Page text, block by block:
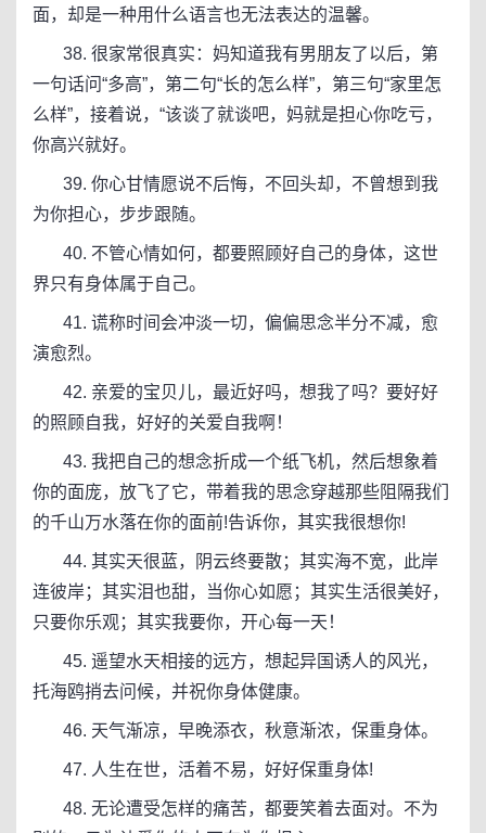
面，却是一种用什么语言也无法表达的温馨。
38. 很家常很真实：妈知道我有男朋友了以后，第
一句话问“多高”，第二句“长的怎么样”，第三句“家里怎
么样”，接着说，“该谈了就谈吧，妈就是担心你吃亏，
你高兴就好。
39. 你心甘情愿说不后悔，不回头却，不曾想到我
为你担心，步步跟随。
40. 不管心情如何，都要照顾好自己的身体，这世
界只有身体属于自己。
41. 谎称时间会冲淡一切，偏偏思念半分不减，愈
演愈烈。
42. 亲爱的宝贝儿，最近好吗，想我了吗？要好好
的照顾自我，好好的关爱自我啊！
43. 我把自己的想念折成一个纸飞机，然后想象着
你的面庞，放飞了它，带着我的思念穿越那些阻隔我们
的千山万水落在你的面前!告诉你，其实我很想你!
44. 其实天很蓝，阴云终要散；其实海不宽，此岸
连彼岸；其实泪也甜，当你心如愿；其实生活很美好，
只要你乐观；其实我要你，开心每一天！
45. 遥望水天相接的远方，想起异国诱人的风光，
托海鸥捎去问候，并祝你身体健康。
46. 天气渐凉，早晚添衣，秋意渐浓，保重身体。
47. 人生在世，活着不易，好好保重身体!
48. 无论遭受怎样的痛苦，都要笑着去面对。不为